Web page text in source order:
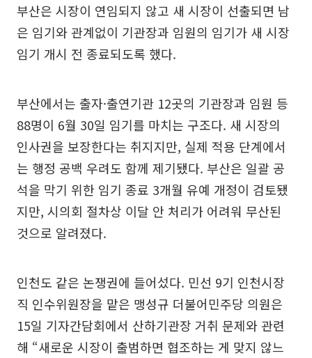
부산은 시장이 연임되지 않고 새 시장이 선출되면 남
은 임기와 관계없이 기관장과 임원의 임기가 새 시장
임기 개시 전 종료되도록 했다.
부산에서는 출자·출연기관 12곳의 기관장과 임원 등
88명이 6월 30일 임기를 마치는 구조다. 새 시장의
인사권을 보장한다는 취지지만, 실제 적용 단계에서
는 행정 공백 우려도 함께 제기됐다. 부산은 일괄 공
석을 막기 위한 임기 종료 3개월 유예 개정이 검토됐
지만, 시의회 절차상 이달 안 처리가 어려워 무산된
것으로 알려졌다.
인천도 같은 논쟁권에 들어섰다. 민선 9기 인천시장
직 인수위원장을 맡은 맹성규 더불어민주당 의원은
15일 기자간담회에서 산하기관장 거취 문제와 관련
해 “새로운 시장이 출범하면 협조하는 게 맞지 않느